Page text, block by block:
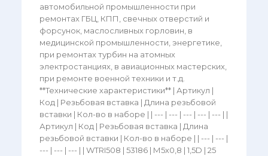
автомобильной промышленности при
ремонтах ГБЦ, КПП, свечных отверстий и
форсунок, маслосливных горловин, в
медицинской промышленности, энергетике,
при ремонтах турбин на атомных
электростанциях, в авиационных мастерских,
при ремонте военной техники и т.д.
**Технические характеристики** | Артикул |
Код | Резьбовая вставка | Длина резьбовой
вставки | Кол-во в наборе | | --- | --- | --- | --- | --- | |
Артикул | Код | Резьбовая вставка | Длина
резьбовой вставки | Кол-во в наборе | | --- | --- |
--- | --- | --- | | WTRI508 | 53186 | М5х0,8 | 1,5D | 25